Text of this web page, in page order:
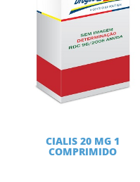
CIALIS 20 MG 1
COMPRIMIDO